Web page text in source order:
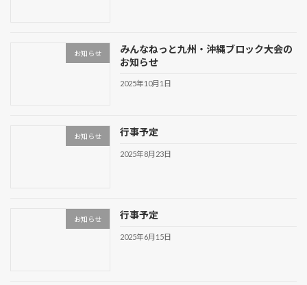
お知らせ
みんなねっと九州・沖縄ブロック大会の
お知らせ
2025年10月1日
お知らせ 行事予定
2025年8月23日
お知らせ 行事予定
2025年6月15日